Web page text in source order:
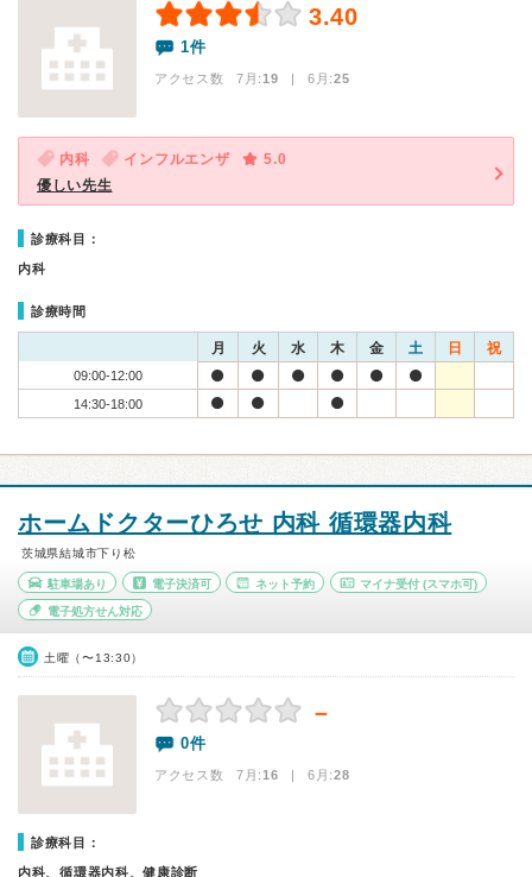
3.40
1件
アクセス数 7月:19 | 6月:25
内科 インフルエンザ
5.0
優しい先生
診療科目：
内科
診療時間
月 火 水 木 金 土 日 祝
09:00-12:00
14:30-18:00
ホームドクターひろせ 内科 循環器内科
茨城県結城市下り松
駐車場あり 電子決済可 ネット予約 マイナ受付 (スマホ可)
電子処方せん対応
土曜（〜13:30）
－
0件
アクセス数 7月:16 | 6月:28
診療科目：
内科、循環器内科、健康診断